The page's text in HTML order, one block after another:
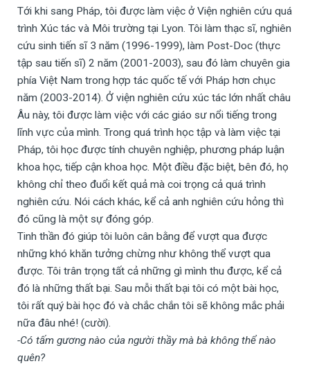
Tới khi sang Pháp, tôi được làm việc ở Viện nghiên cứu quá
trình Xúc tác và Môi trường tại Lyon. Tôi làm thạc sĩ, nghiên
cứu sinh tiến sĩ 3 năm (1996-1999), làm Post-Doc (thực
tập sau tiến sĩ) 2 năm (2001-2003), sau đó làm chuyên gia
phía Việt Nam trong hợp tác quốc tế với Pháp hơn chục
năm (2003-2014). Ở viện nghiên cứu xúc tác lớn nhất châu
Âu này, tôi được làm việc với các giáo sư nổi tiếng trong
lĩnh vực của mình. Trong quá trình học tập và làm việc tại
Pháp, tôi học được tính chuyên nghiệp, phương pháp luận
khoa học, tiếp cận khoa học. Một điều đặc biệt, bên đó, họ
không chỉ theo đuổi kết quả mà coi trọng cả quá trình
nghiên cứu. Nói cách khác, kể cả anh nghiên cứu hỏng thì
đó cũng là một sự đóng góp.
Tinh thần đó giúp tôi luôn cân bằng để vượt qua được
những khó khăn tưởng chừng như không thể vượt qua
được. Tôi trân trọng tất cả những gì mình thu được, kể cả
đó là những thất bại. Sau mỗi thất bại tôi có một bài học,
tôi rất quý bài học đó và chắc chắn tôi sẽ không mắc phải
nữa đâu nhé! (cười).
-Có tấm gương nào của người thầy mà bà không thể nào
quên?